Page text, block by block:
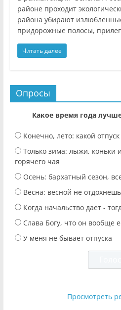
районе проходит
района убирают
придорожные полосы,
Читать далее
Опросы
Какое время года
Конечно, лето: какой
Только зима: лыжи, коньки
горячего чая
Осень: бархатный сезон,
Весна: весной не
Когда начальство дает -
Слава Богу, что он вообще
У меня не бывает отпуска
Просмотреть